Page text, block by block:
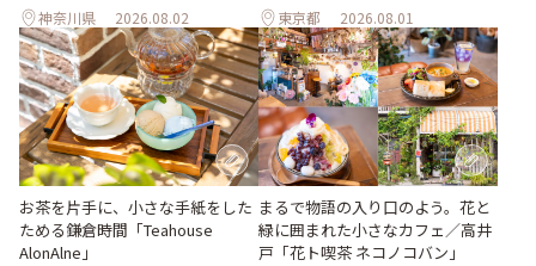
神奈川県 2026.08.02 東京都 2026.08.01
お茶を片手に、小さな手紙をした
ためる鎌倉時間「Teahouse
AlonAlne」
まるで物語の入り口のよう。花と
緑に囲まれた小さなカフェ／高井
戸「花ト喫茶 ネコノコバン」